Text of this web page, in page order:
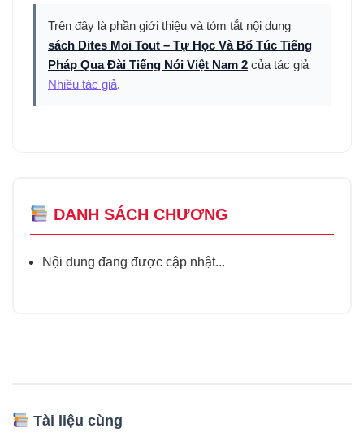
Trên đây là phần giới thiệu và tóm tắt nội dung
sách Dites Moi Tout – Tự Học Và Bổ Túc Tiếng
Pháp Qua Đài Tiếng Nói Việt Nam 2 của tác giả
Nhiều tác giả.
DANH SÁCH CHƯƠNG
Nội dung đang được cập nhật...
Tài liệu cùng